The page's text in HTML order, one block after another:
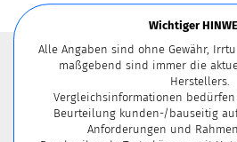
Wichtiger
Alle Angaben sind ohne Gewähr,
maßgebend sind immer die
Herstellers.
Vergleichsinformationen
Beurteilung kunden-/bauseitig
Anforderungen und